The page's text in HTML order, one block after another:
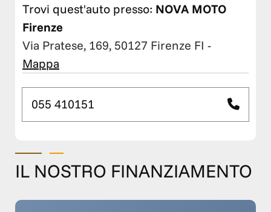
Trovi quest'auto presso: NOVA MOTO
Firenze
Via Pratese, 169, 50127 Firenze FI -
Mappa
055 410151
IL NOSTRO FINANZIAMENTO